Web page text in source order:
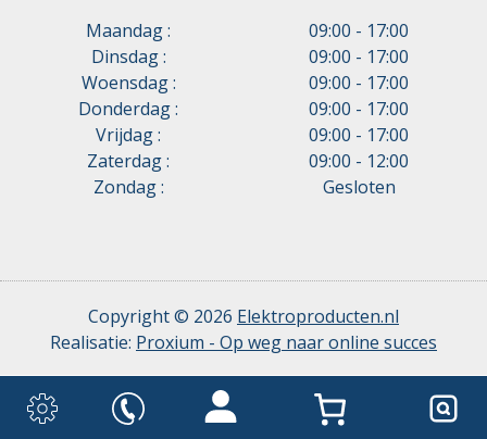
Maandag :
09:00 - 17:00
Dinsdag :
09:00 - 17:00
Woensdag :
09:00 - 17:00
Donderdag :
09:00 - 17:00
Vrijdag :
09:00 - 17:00
Zaterdag :
09:00 - 12:00
Zondag :
Gesloten
Copyright © 2026 Elektroproducten.nl
Realisatie: Proxium - Op weg naar online succes